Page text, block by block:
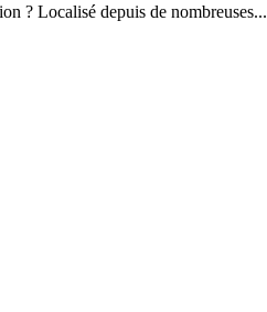
? Localisé depuis de nombreuses...